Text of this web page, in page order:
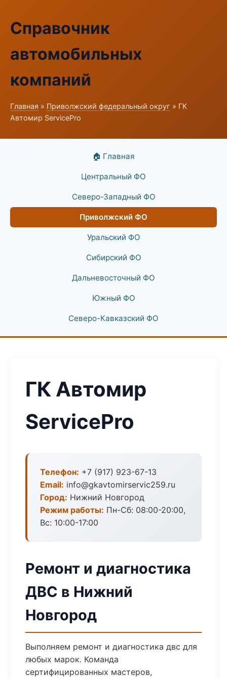
Справочник
автомобильных
компаний
Главная » Приволжский федеральный округ » ГК
Автомир ServicePro
🏠 Главная
Центральный ФО
Северо-Западный ФО
Приволжский ФО
Уральский ФО
Сибирский ФО
Дальневосточный ФО
Южный ФО
Северо-Кавказский ФО
ГК Автомир
ServicePro
Телефон: +7 (917) 923-67-13
Email: info@gkavtomirservic259.ru
Город: Нижний Новгород
Режим работы: Пн-Сб: 08:00-20:00,
Вс: 10:00-17:00
Ремонт и диагностика
ДВС в Нижний
Новгород
Выполняем ремонт и диагностика двс для
любых марок. Команда
сертифицированных мастеров,